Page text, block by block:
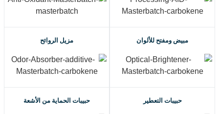
مبيض ومفتح للألوان مزيل الروائح
حبيبات التعطير حبيبات الحماية من الأشعة